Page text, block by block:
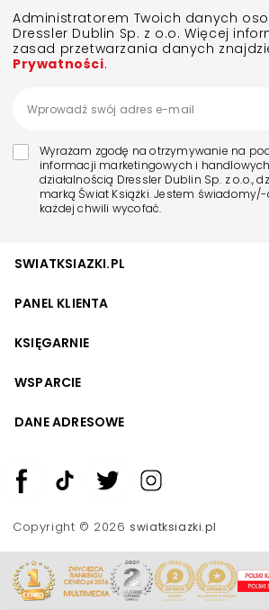
Administratorem Twoich danych
Dressler Dublin Sp. z o.o. Więcej
zasad przetwarzania danych
Prywatności.
Wyrażam zgodę na otrzymywanie na
informacji marketingowych i
działalnością Dressler Dublin Sp. z o.o.,
marką Świat Książki. Jestem
każdej chwili wycofać.
SWIATKSIAZKI.PL
PANEL KLIENTA
KSIĘGARNIE
WSPARCIE
DANE ADRESOWE
Copyright © 2026swiatksiazki.pl
Zwiększ rozmiar czcionki
Skala szarości